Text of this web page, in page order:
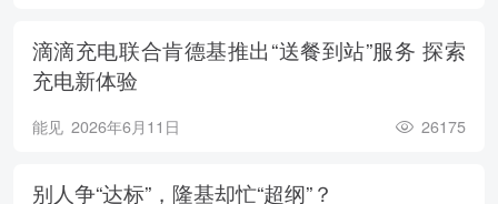
滴滴充电联合肯德基推出“送餐到站”服务 探索
充电新体验
能见 2026年6月11日 26175
别人争“达标”，隆基却忙“超纲”？